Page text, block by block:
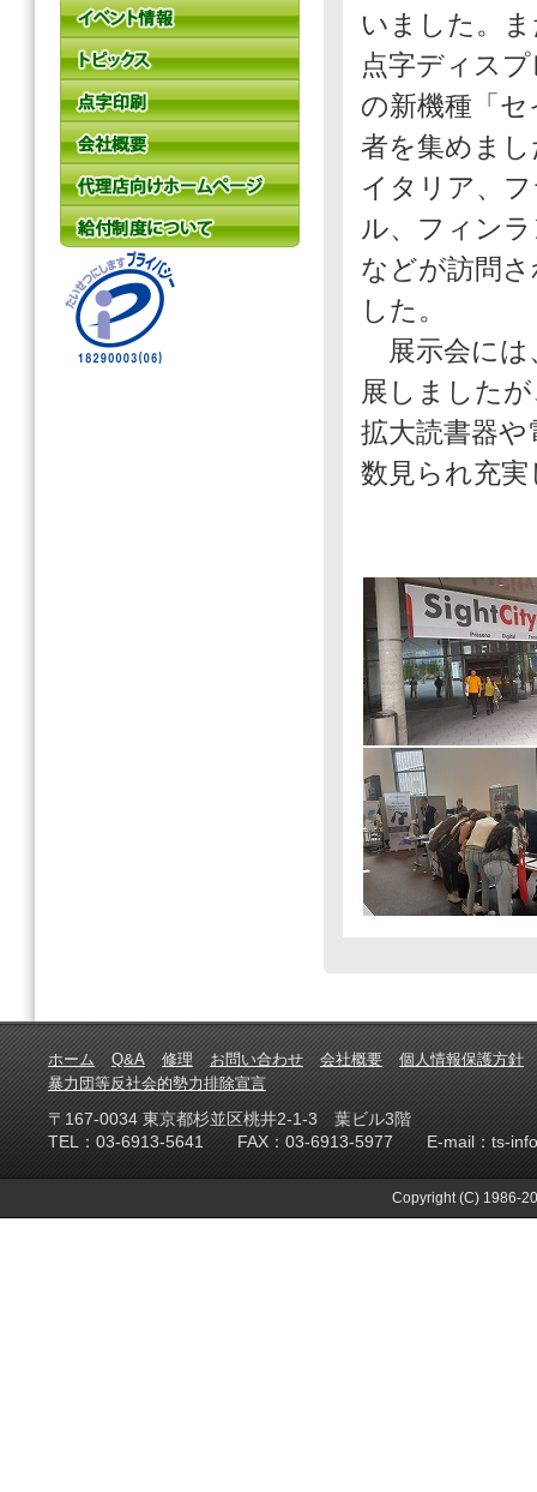
いました。
点字ディス
の新機種「
者を集めま
イタリア、
ル、フィン
などが訪問
した。
展示会には
展しました
拡大読書器
数見られ充
ホーム Q&A 修理 お問い合わせ 会社概要
個人情報保護方針
暴力団等反社会的勢力排除宣言
〒167-0034 東京都杉並区桃井2-1-3 葉ビル3階
TEL：03-6913-5641 FAX：03-6913-5977 E-mail：ts-
Copyright (C) 1986-